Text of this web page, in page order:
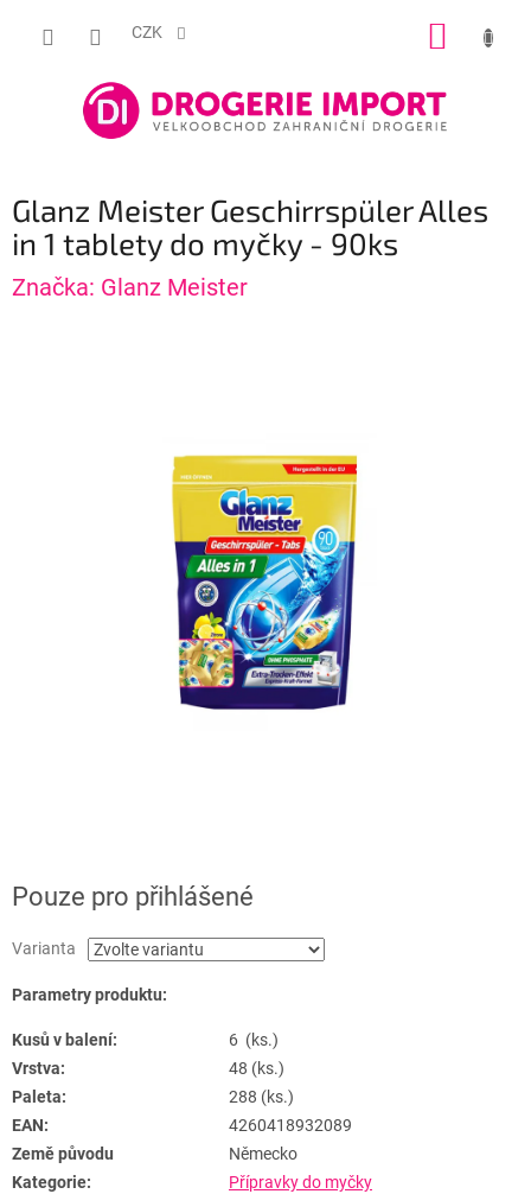
CZK
Glanz Meister Geschirrspüler Alles
in 1 tablety do myčky - 90ks
Značka: Glanz Meister
Pouze pro přihlášené
Varianta
Parametry produktu:
Kusů v balení:
6 (ks.)
Vrstva:
48 (ks.)
Paleta:
288 (ks.)
EAN:
4260418932089
Země původu
Německo
Kategorie:
Přípravky do myčky